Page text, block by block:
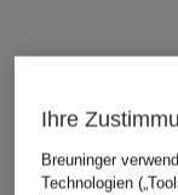
Ihre
Breuninger
Technologien